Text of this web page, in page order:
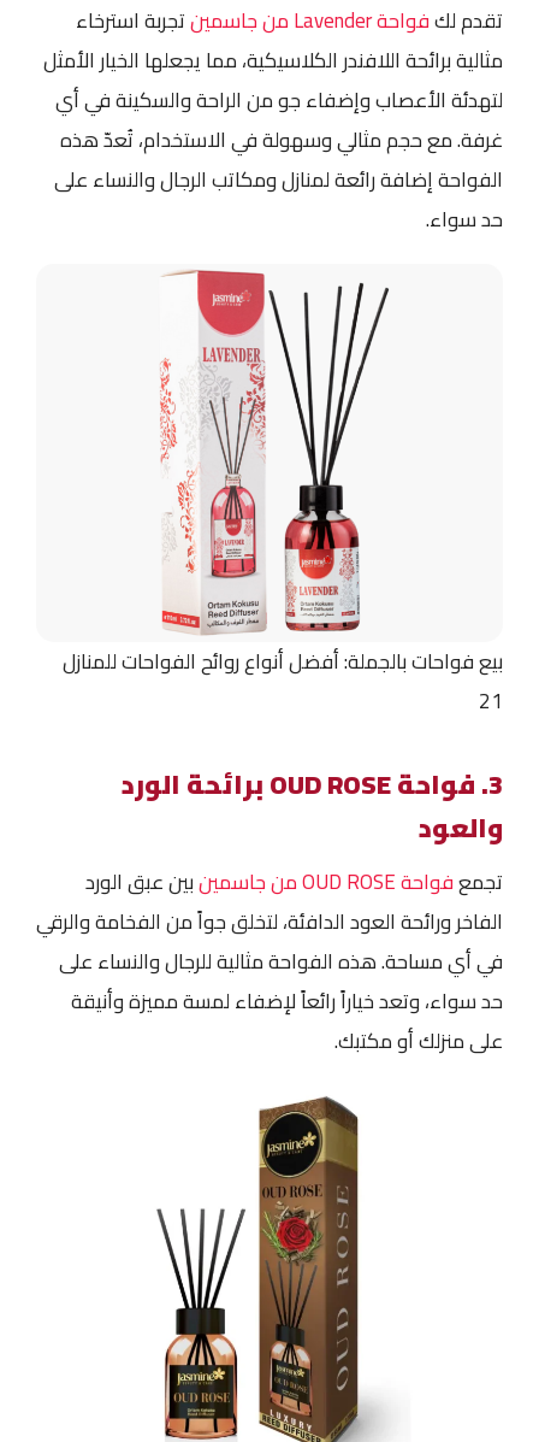
تقدم لكفواحة Lavender من جاسمين
تجربة استرخاء
مثالية برائحة اللافندر الكلاسيكية، مما يجعلها الخيار الأمثل
لتهدئة الأعصاب وإضفاء جو من الراحة والسكينة في أي
غرفة. مع حجم مثالي وسهولة في الاستخدام، تُعدّ هذه
الفواحة إضافة رائعة لمنازل ومكاتب الرجال والنساء على
حد سواء.
بيع فواحات بالجملة: أفضل أنواع روائح الفواحات للمنازل
21
3. فواحة OUD ROSE برائحة الورد
والعود
تجمعفواحة OUD ROSE من جاسمين
بين عبق الورد
الفاخر ورائحة العود الدافئة، لتخلق جواً من الفخامة والرقي
في أي مساحة. هذه الفواحة مثالية للرجال والنساء على
حد سواء، وتعد خياراً رائعاً لإضفاء لمسة مميزة وأنيقة
على منزلك أو مكتبك.